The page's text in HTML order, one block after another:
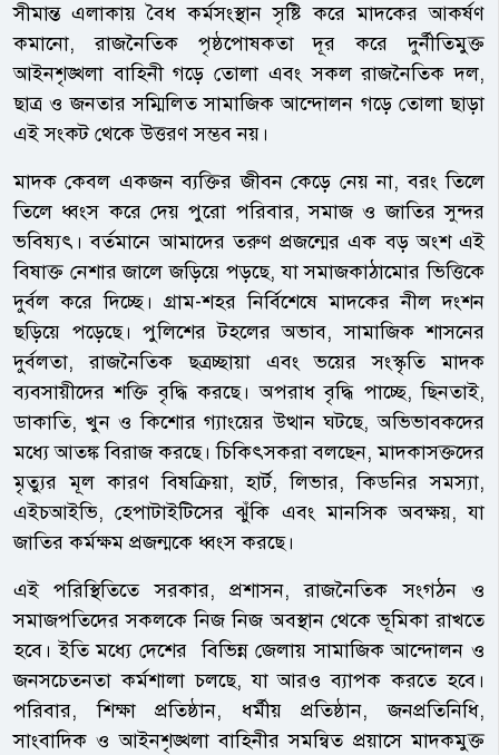
সীমান্ত এলাকায় বৈধ কর্মসংস্থান সৃষ্টি করে মাদকের আকর্ষণ
কমানো, রাজনৈতিক পৃষ্ঠপোষকতা দূর করে দুর্নীতিমুক্ত
আইনশৃঙ্খলা বাহিনী গড়ে তোলা এবং সকল রাজনৈতিক দল,
ছাত্র ও জনতার সম্মিলিত সামাজিক আন্দোলন গড়ে তোলা ছাড়া
এই সংকট থেকে উত্তরণ সম্ভব নয়।
মাদক কেবল একজন ব্যক্তির জীবন কেড়ে নেয় না, বরং তিলে
তিলে ধ্বংস করে দেয় পুরো পরিবার, সমাজ ও জাতির সুন্দর
ভবিষ্যৎ। বর্তমানে আমাদের তরুণ প্রজন্মের এক বড় অংশ এই
বিষাক্ত নেশার জালে জড়িয়ে পড়ছে, যা সমাজকাঠামোর ভিত্তিকে
দুর্বল করে দিচ্ছে। গ্রাম-শহর নির্বিশেষে মাদকের নীল দংশন
ছড়িয়ে পড়েছে। পুলিশের টহলের অভাব, সামাজিক শাসনের
দুর্বলতা, রাজনৈতিক ছত্রচ্ছায়া এবং ভয়ের সংস্কৃতি মাদক
ব্যবসায়ীদের শক্তি বৃদ্ধি করছে। অপরাধ বৃদ্ধি পাচ্ছে, ছিনতাই,
ডাকাতি, খুন ও কিশোর গ্যাংয়ের উত্থান ঘটছে, অভিভাবকদের
মধ্যে আতঙ্ক বিরাজ করছে। চিকিৎসকরা বলছেন, মাদকাসক্তদের
মৃত্যুর মূল কারণ বিষক্রিয়া, হার্ট, লিভার, কিডনির সমস্যা,
এইচআইভি, হেপাটাইটিসের ঝুঁকি এবং মানসিক অবক্ষয়, যা
জাতির কর্মক্ষম প্রজন্মকে ধ্বংস করছে।
এই পরিস্থিতিতে সরকার, প্রশাসন, রাজনৈতিক সংগঠন ও
সমাজপতিদের সকলকে নিজ নিজ অবস্থান থেকে ভূমিকা রাখতে
হবে। ইতি মধ্যে দেশের বিভিন্ন জেলায় সামাজিক আন্দোলন ও
জনসচেতনতা কর্মশালা চলছে, যা আরও ব্যাপক করতে হবে।
পরিবার, শিক্ষা প্রতিষ্ঠান, ধর্মীয় প্রতিষ্ঠান, জনপ্রতিনিধি,
সাংবাদিক ও আইনশৃঙ্খলা বাহিনীর সমন্বিত প্রয়াসে মাদকমুক্ত